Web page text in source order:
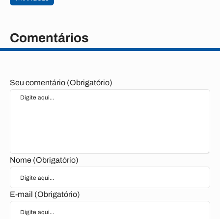
Comentários
Seu comentário (Obrigatório)
Nome (Obrigatório)
E-mail (Obrigatório)